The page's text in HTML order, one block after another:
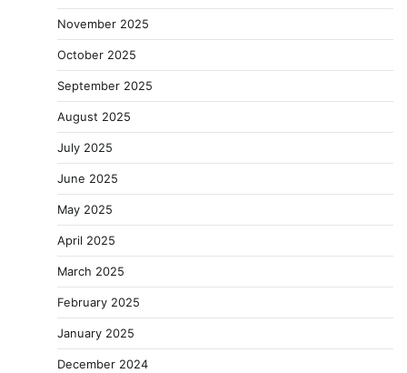
November 2025
October 2025
September 2025
August 2025
July 2025
June 2025
May 2025
April 2025
March 2025
February 2025
January 2025
December 2024